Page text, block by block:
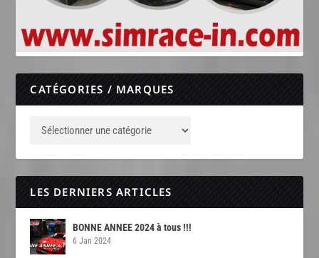
CATÉGORIES / MARQUES
LES DERNIERS ARTICLES
BONNE ANNEE 2024 à tous !!!
6 Jan 2024